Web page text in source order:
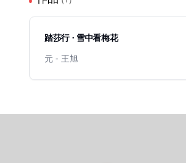
踏莎行 · 雪中看梅花
元 - 王旭